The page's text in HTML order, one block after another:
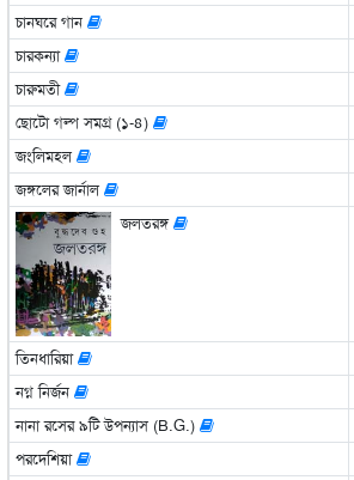
চানঘরে গান
চারকন্যা
চারুমতী
ছোটো গল্প সমগ্র (১-৪)
জংলিমহল
জঙ্গলের জার্নাল
জলতরঙ্গ
তিনধারিয়া
নগ্ন নির্জন
নানা রসের ৯টি উপন্যাস (B.G.)
পরদেশিয়া